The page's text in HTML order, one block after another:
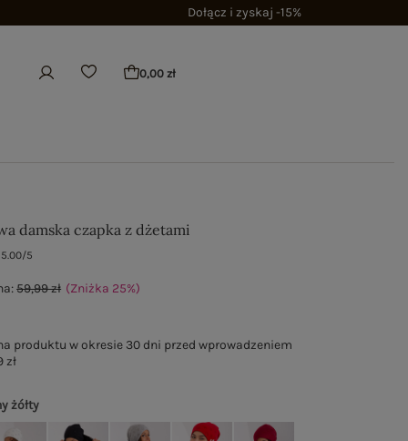
Dołącz i zyskaj -15%
0,00 zł
damska czapka z dżetami
5.00/5
żółty
59,99 zł (Zniżka 25%)
produktu w okresie 30 dni przed wprowadzeniem
zł